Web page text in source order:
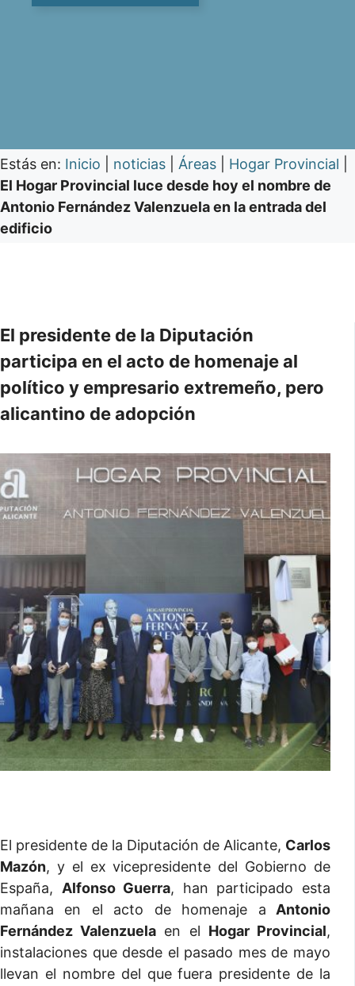
Estás en: Inicio noticias Áreas Hogar Provincial
El Hogar Provincial luce desde hoy el nombre de
Antonio Fernández Valenzuela en la entrada del
edificio
El presidente de la Diputación
participa en el acto de homenaje al
político y empresario extremeño, pero
alicantino de adopción
El presidente de la Diputación de Alicante, Carlos
Mazón, y el ex vicepresidente del Gobierno de
España, Alfonso Guerra, han participado esta
mañana en el acto de homenaje a Antonio
Fernández Valenzuela en el Hogar Provincial,
instalaciones que desde el pasado mes de mayo
llevan el nombre del que fuera presidente de la